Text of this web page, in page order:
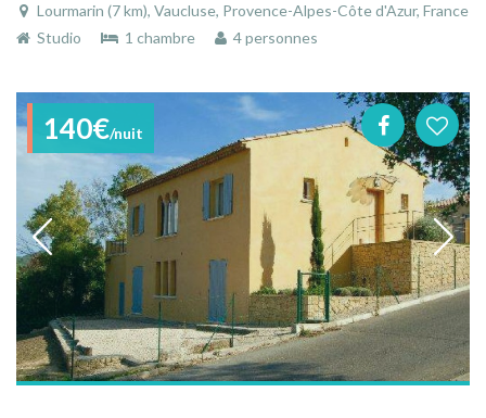
Lourmarin (7 km), Vaucluse, Provence-Alpes-Côte d'Azur, France
Studio
1 chambre 4 personnes
140€/nuit